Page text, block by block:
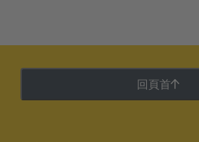
回頁首